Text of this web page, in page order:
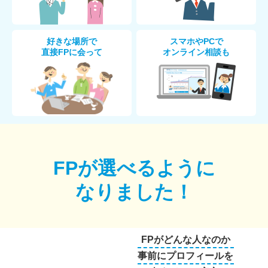
好きな場所で
直接FPに会って
スマホやPCで
オンライン相談も
FPが選べるように
なりました！
FPがどんな人なのか
事前にプロフィールを